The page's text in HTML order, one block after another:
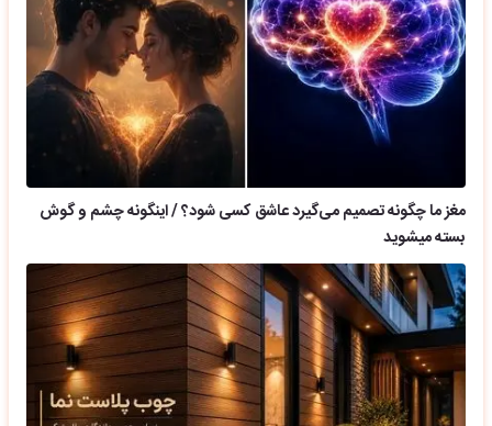
مغز ما چگونه تصمیم می‌گیرد عاشق کسی شود؟ / اینگونه چشم و گوش
بسته میشوید